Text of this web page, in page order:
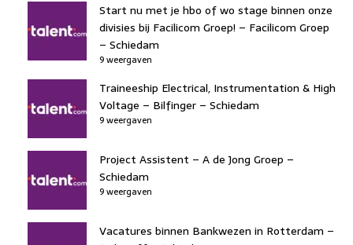
Start nu met je hbo of wo stage binnen onze
divisies bij Facilicom Groep! – Facilicom Groep
– Schiedam
9 weergaven
Traineeship Electrical, Instrumentation & High
Voltage – Bilfinger – Schiedam
9 weergaven
Project Assistent – A de Jong Groep –
Schiedam
9 weergaven
Vacatures binnen Bankwezen in Rotterdam –